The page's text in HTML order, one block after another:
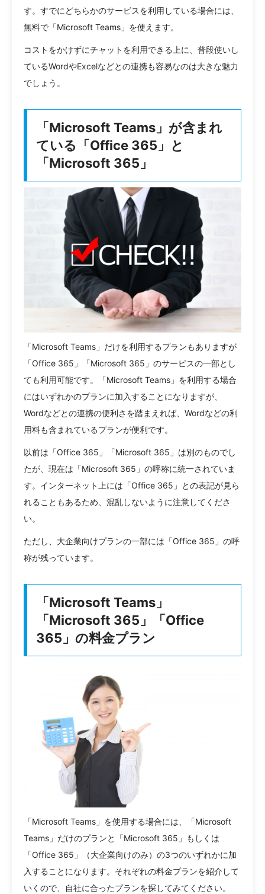
す。すでにどちらかのサービスを利用している場合には、
無料で「Microsoft Teams」を使えます。
コストをかけずにチャットを利用できる上に、普段使いし
ているWordやExcelなどとの連携も容易なのは大きな魅力
でしょう。
「Microsoft Teams」が含まれ
ている「Office 365」と
「Microsoft 365」
「Microsoft Teams」だけを利用するプランもありますが
「Office 365」「Microsoft 365」のサービスの一部とし
ても利用可能です。「Microsoft Teams」を利用する場合
にはいずれかのプランに加入することになりますが、
Wordなどとの連携の便利さを踏まえれば、Wordなどの利
用料も含まれているプランが便利です。
以前は「Office 365」「Microsoft 365」は別のものでし
たが、現在は「Microsoft 365」の呼称に統一されていま
す。インターネット上には「Office 365」との表記が見ら
れることもあるため、混乱しないように注意してくださ
い。
ただし、大企業向けプランの一部には「Office 365」の呼
称が残っています。
「Microsoft Teams」
「Microsoft 365」「Office
365」の料金プラン
「Microsoft Teams」を使用する場合には、「Microsoft
Teams」だけのプランと「Microsoft 365」もしくは
「Office 365」（大企業向けのみ）の3つのいずれかに加
入することになります。それぞれの料金プランを紹介して
いくので、自社に合ったプランを探してみてください。